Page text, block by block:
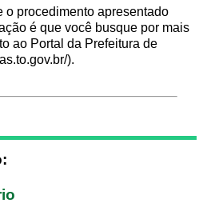
o procedimento apresentado
é que você busque por mais
ao Portal da Prefeitura de
).